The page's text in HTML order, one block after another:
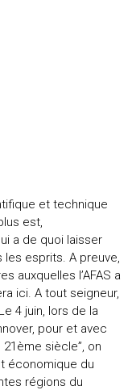
et technique
est,
a de quoi laisser
esprits. A preuve,
auxquelles l’AFAS a
ici. A tout seigneur,
4 juin, lors de la
pour et avec
siècle”, on
économique du
régions du